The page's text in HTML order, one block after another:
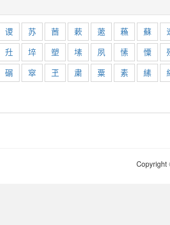
谡 苏 莤 蔌 藗 蘓 蘇
圱 埣 塑 塐 夙 愫 憟
碿 窣 玊 粛 粟 素 縤
Copyright